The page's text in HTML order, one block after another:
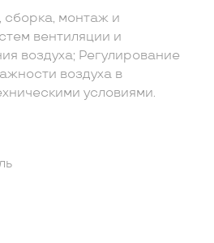
сборка, монтаж и
вентиляции и
воздуха; Регулирование
воздуха в
условиями.